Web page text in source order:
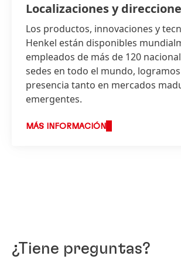
Localizaciones y
Los productos, innovaciones y
Henkel están disponibles
empleados de más de 120
sedes en todo el mundo,
presencia tanto en mercados
emergentes.
MÁS INFORMACIÓN
¿Tiene preguntas?